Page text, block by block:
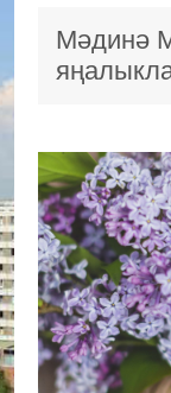
Мәдинә